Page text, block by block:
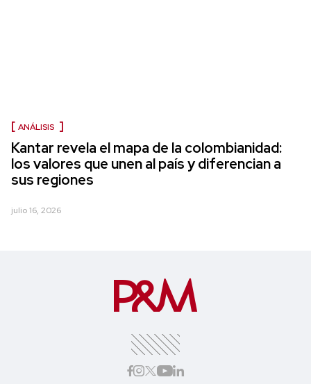
ANÁLISIS
Kantar revela el mapa de la colombianidad:
los valores que unen al país y diferencian a
sus regiones
julio 16, 2026